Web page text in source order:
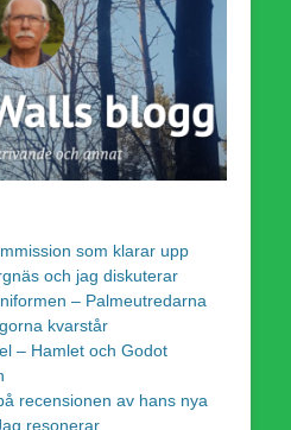
som klarar upp
och jag diskuterar
– Palmeutredarna
kvarstår
– Hamlet och Godot
recensionen av hans nya
resonerar